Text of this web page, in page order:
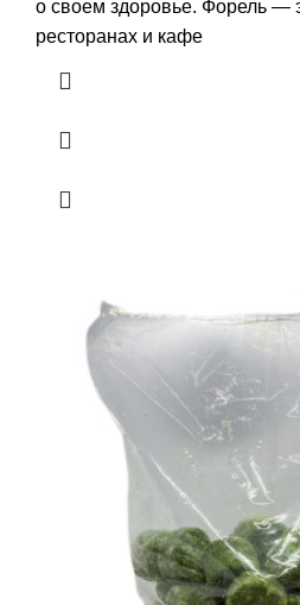
о своем здоровье. Форель —
ресторанах и кафе